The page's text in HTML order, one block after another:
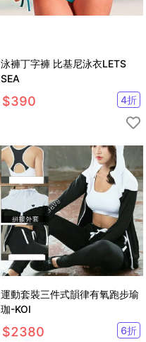
泳褲丁字褲 比基尼泳衣LETS
SEA
$390 4折
運動套裝三件式韻律有氧跑步瑜
珈-KOI
$2380 6折